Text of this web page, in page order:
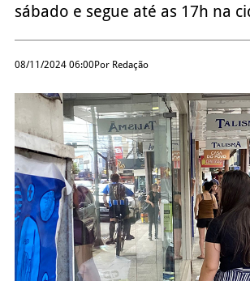
sábado e segue até as 17h na
08/11/2024 06:00Por Redação